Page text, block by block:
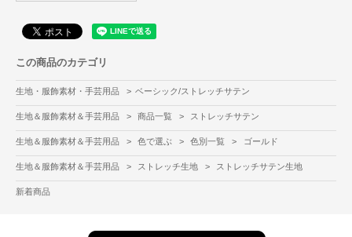
この商品のカテゴリ
生地・服飾素材・手芸用品 > ベーシック/ストレッチサテン
生地＆服飾素材＆手芸用品 > 商品一覧 > ストレッチサテン
生地＆服飾素材＆手芸用品 > 色で選ぶ > 色別一覧 > ゴールド
生地＆服飾素材＆手芸用品 > ストレッチ生地 > ストレッチサテン生地
新着商品